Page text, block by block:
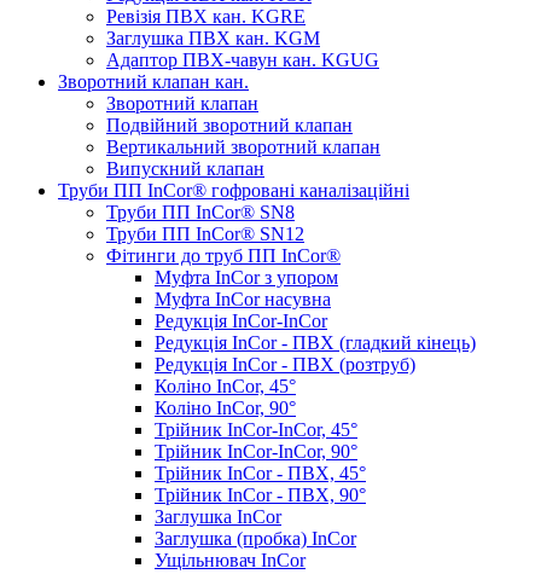
Ревізія ПВХ кан. KGRE
Заглушка ПВХ кан. KGM
Адаптор ПВХ-чавун кан. KGUG
Зворотний клапан кан.
Зворотний клапан
Подвійний зворотний клапан
Вертикальний зворотний клапан
Випускний клапан
Труби ПП InCor® гофровані каналізаційні
Труби ПП InCor® SN8
Труби ПП InCor® SN12
Фітинги до труб ПП InCor®
Муфта InCor з упором
Муфта InCor насувна
Редукція InCor-InCor
Редукція InCor - ПВХ (гладкий кінець)
Редукція InCor - ПВХ (розтруб)
Коліно InCor, 45°
Коліно InCor, 90°
Трійник InCor-InCor, 45°
Трійник InCor-InCor, 90°
Трійник InCor - ПВХ, 45°
Трійник InCor - ПВХ, 90°
Заглушка InCor
Заглушка (пробка) InCor
Ущільнювач InCor